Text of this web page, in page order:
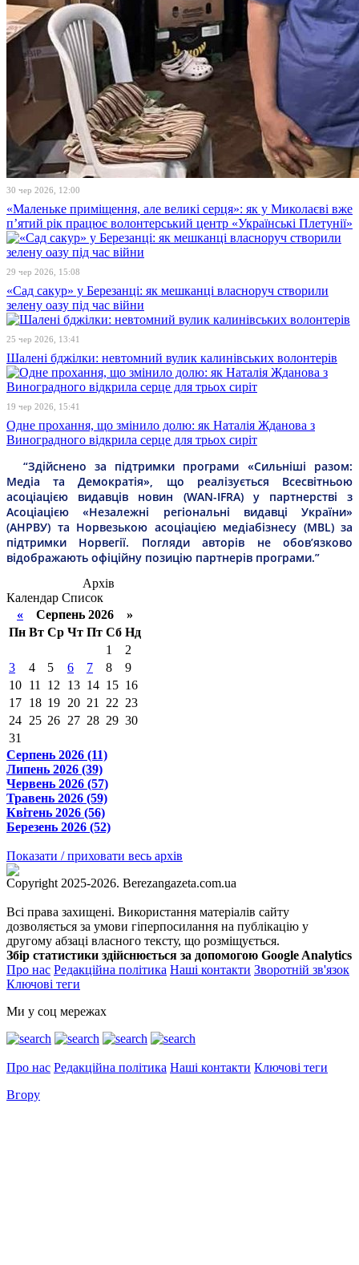
30 чер 2026, 12:00
«Маленьке приміщення, але великі серця»: як у Миколаєві вже
п’ятий рік працює волонтерський центр «Українські Плетунії»
29 чер 2026, 15:08
«Сад сакур» у Березанці: як мешканці власноруч створили
зелену оазу під час війни
25 чер 2026, 13:41
Шалені бджілки: невтомний вулик калинівських волонтерів
19 чер 2026, 15:41
Одне прохання, що змінило долю: як Наталія Жданова з
Виноградного відкрила серце для трьох сиріт
“Здійснено за підтримки програми «Сильніші разом:
Медіа та Демократія», що реалізується Всесвітньою
асоціацією видавців новин (WAN-IFRA) у партнерстві з
Асоціацією «Незалежні регіональні видавці України»
(АНРВУ) та Норвезькою асоціацією медіабізнесу (MBL) за
підтримки Норвегії. Погляди авторів не обов’язково
відображають офіційну позицію партнерів програми.”
Архів
Календар Список
« Серпень 2026 »
Пн Вт Ср Чт Пт Сб Нд
1
2
3
4 5 6 7 8
9
10 11 12 13 14 15 16
17 18 19 20 21 22 23
24 25 26 27 28 29 30
31
Серпень 2026 (11)
Липень 2026 (39)
Червень 2026 (57)
Травень 2026 (59)
Квітень 2026 (56)
Березень 2026 (52)
Показати / приховати весь архів
Copyright 2025-2026. Berezangazeta.com.ua
Всі права захищені. Використання матеріалів сайту
дозволяється за умови гіперпосилання на публікацію у
другому абзаці власного тексту, що розміщується.
Збір статистики здійснюється за допомогою Google Analytics
Про нас Редакційна політика Наші контакти Зворотній зв'язок
Ключові теги
Ми у соц мережах
Про нас Редакційна політика Наші контакти Ключові теги
Вгору